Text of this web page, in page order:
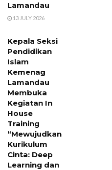
Lamandau
13 JULY 2026
Kepala Seksi
Pendidikan
Islam
Kemenag
Lamandau
Membuka
Kegiatan In
House
Training
“Mewujudkan
Kurikulum
Cinta: Deep
Learning dan